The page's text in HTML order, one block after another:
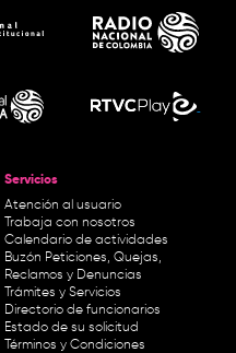
Servicios
Atención al usuario
Trabaja con nosotros
Calendario de actividades
Buzón Peticiones, Quejas,
Reclamos y Denuncias
Trámites y Servicios
Directorio de funcionarios
Estado de su solicitud
Términos y Condiciones